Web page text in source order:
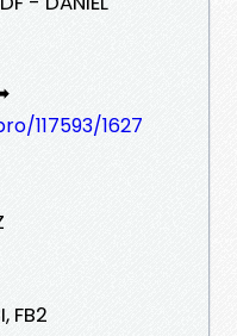
117593/1627
FB2